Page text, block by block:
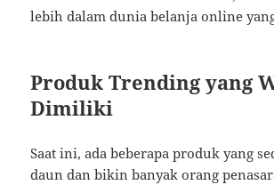
lebih dalam dunia belanja online
Produk Trending yang
Dimiliki
Saat ini, ada beberapa produk yang
daun dan bikin banyak orang